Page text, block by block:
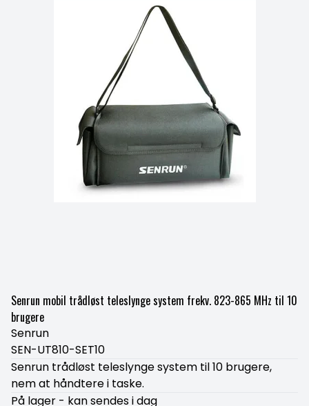
Senrun mobil trådløst teleslynge system frekv. 823-865 MHz til 10
brugere
Senrun
SEN-UT810-SET10
Senrun trådløst teleslynge system til 10 brugere,
nem at håndtere i taske.
På lager - kan sendes i dag